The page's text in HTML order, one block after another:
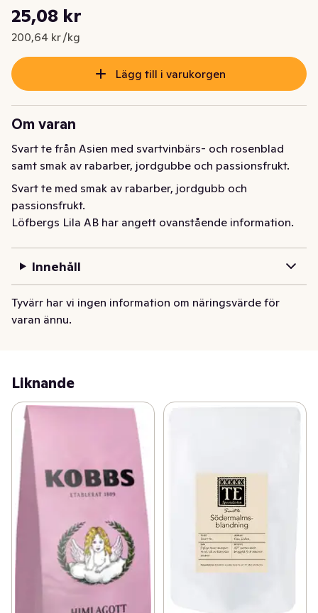
Nuvarande pris är: 25,08 kr
25,08 kr
200,64 kr /kg
Styckpris: 200,64 kr /kg
Lägg till i varukorgen
Om varan
Svart te från Asien med svartvinbärs- och rosenblad
samt smak av rabarber, jordgubbe och passionsfrukt.
Svart te med smak av rabarber, jordgubb och
passionsfrukt.
Löfbergs Lila AB har angett ovanstående information.
Innehåll
Tyvärr har vi ingen information om näringsvärde för
varan ännu.
Liknande